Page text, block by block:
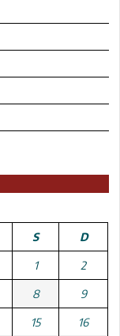
S D
1 2
8 9
15 16